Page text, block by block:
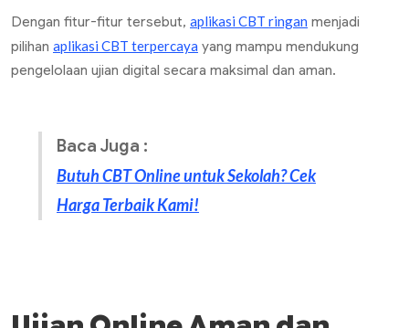
Dengan fitur-fitur tersebut, aplikasi CBT ringan menjadi
pilihan aplikasi CBT terpercaya yang mampu mendukung
pengelolaan ujian digital secara maksimal dan aman.
Baca Juga :
Butuh CBT Online untuk Sekolah? Cek
Harga Terbaik Kami!